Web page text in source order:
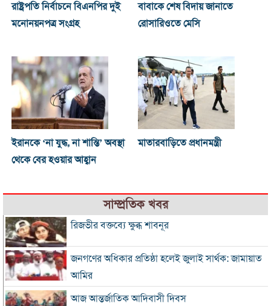
রাষ্ট্রপতি নির্বাচনে বিএনপির দুই
মনোনয়নপত্র সংগ্রহ
বাবাকে শেষ বিদায় জানাতে
রোসারিওতে মেসি
ইরানকে ‘না যুদ্ধ, না শান্তি’ অবস্থা
থেকে বের হওয়ার আহ্বান
মাতারবাড়িতে প্রধানমন্ত্রী
সাম্প্রতিক খবর
রিজভীর বক্তব্যে ক্ষুব্ধ শাবনূর
জনগণের অধিকার প্রতিষ্ঠা হলেই জুলাই সার্থক: জামায়াত
আমির
আজ আন্তর্জাতিক আদিবাসী দিবস